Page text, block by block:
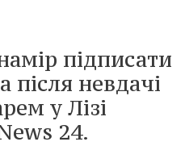
підписати
невдачі
у Лізі
24.